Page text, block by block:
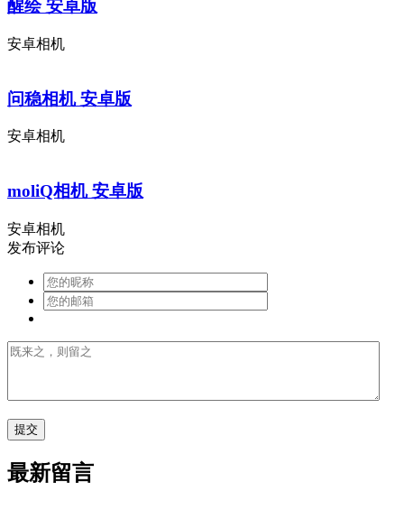
醒绘 安卓版
安卓相机
问稳相机 安卓版
安卓相机
moliQ相机 安卓版
安卓相机
发布评论
最新留言